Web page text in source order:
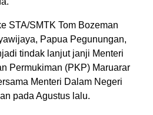
STA/SMTK Tom Bozeman
Papua Pegunungan,
tindak lanjut janji Menteri
Permukiman (PKP) Maruarar
Menteri Dalam Negeri
pada Agustus lalu.